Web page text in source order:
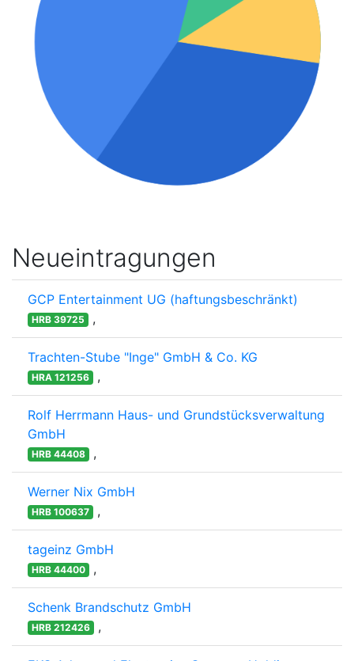
Neueintragungen
GCP Entertainment UG (haftungsbeschränkt)
HRB 39725 ,
Trachten-Stube "Inge" GmbH & Co. KG
HRA 121256 ,
Rolf Herrmann Haus- und Grundstücksverwaltung
GmbH
HRB 44408 ,
Werner Nix GmbH
HRB 100637 ,
tageinz GmbH
HRB 44400 ,
Schenk Brandschutz GmbH
HRB 212426 ,